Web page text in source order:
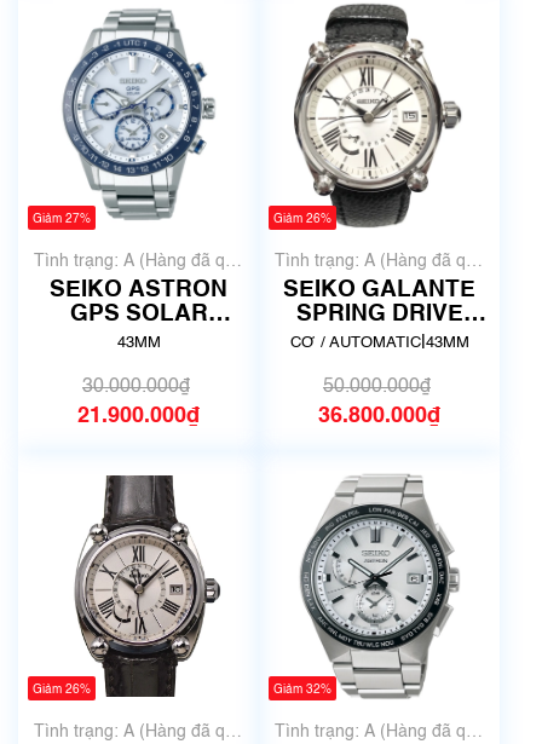
Giảm 27%
Tình trạng: A (Hàng đã qua
sử dụng nhưng rất đẹp,
không có xước)
SEIKO ASTRON
GPS SOLAR
SBXC013
43MM
30.000.000₫
21.900.000₫
Giảm 26%
Tình trạng: A (Hàng đã qua
sử dụng nhưng rất đẹp,
không có xước)
SEIKO GALANTE
SPRING DRIVE
SBLA005 SS
CƠ / AUTOMATIC| 43MM
50.000.000₫
36.800.000₫
Giảm 26%
Tình trạng: A (Hàng đã qua
Giảm 32%
Tình trạng: A (Hàng đã qua